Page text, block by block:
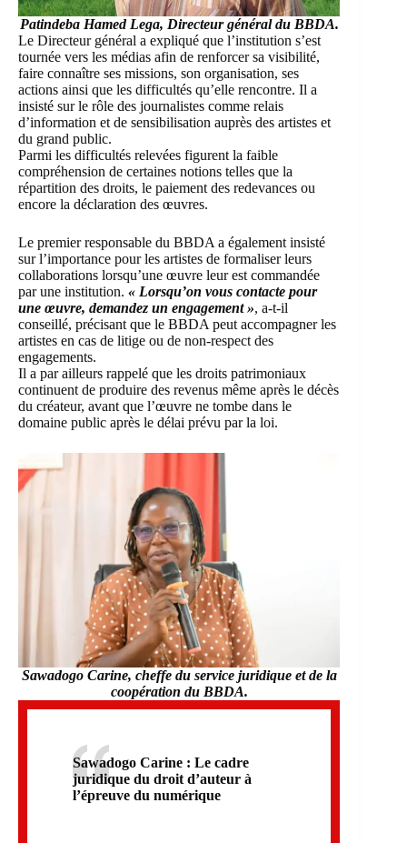
Patindeba Hamed Lega, Directeur général du BBDA.
Le Directeur général a expliqué que l’institution s’est
tournée vers les médias afin de renforcer sa visibilité,
faire connaître ses missions, son organisation, ses
actions ainsi que les difficultés qu’elle rencontre. Il a
insisté sur le rôle des journalistes comme relais
d’information et de sensibilisation auprès des artistes et
du grand public.
Parmi les difficultés relevées figurent la faible
compréhension de certaines notions telles que la
répartition des droits, le paiement des redevances ou
encore la déclaration des œuvres.
Le premier responsable du BBDA a également insisté
sur l’importance pour les artistes de formaliser leurs
collaborations lorsqu’une œuvre leur est commandée
par une institution. « Lorsqu’on vous contacte pour
une œuvre, demandez un engagement », a-t-il
conseillé, précisant que le BBDA peut accompagner les
artistes en cas de litige ou de non-respect des
engagements.
Il a par ailleurs rappelé que les droits patrimoniaux
continuent de produire des revenus même après le décès
du créateur, avant que l’œuvre ne tombe dans le
domaine public après le délai prévu par la loi.
Sawadogo Carine, cheffe du service juridique et de la
coopération du BBDA.
Sawadogo Carine : Le cadre
juridique du droit d’auteur à
l’épreuve du numérique